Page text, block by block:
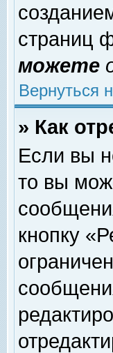
страниц
можете
Вернуться
» Как
Если вы
то вы
кнопку